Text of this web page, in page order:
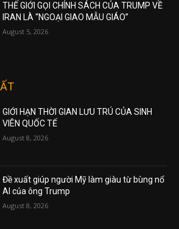
THẾ GIỚI GỌI CHÍNH SÁCH CỦA TRUMP VỀ
IRAN LÀ “NGOẠI GIAO MẪU GIÁO”
August 5, 2026
GIỚI HẠN THỜI GIAN LƯU TRÚ CỦA SINH
VIÊN QUỐC TẾ
August 8, 2026
Đề xuất giúp người Mỹ làm giàu từ bùng nổ
AI của ông Trump
August 8, 2026